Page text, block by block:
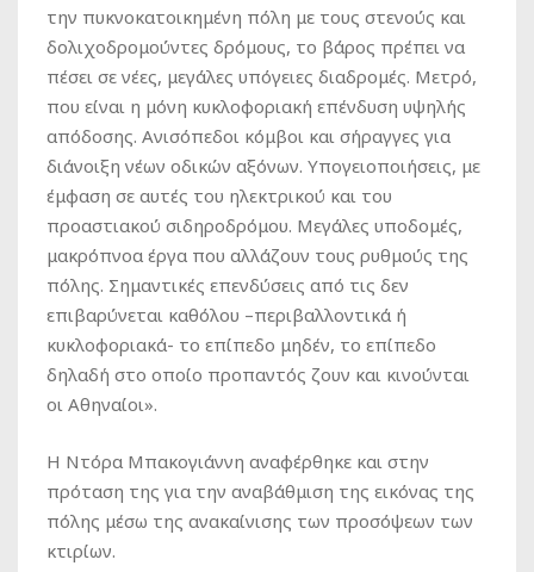
την πυκνοκατοικημένη πόλη με τους στενούς και
δολιχοδρομούντες δρόμους, το βάρος πρέπει να
πέσει σε νέες, μεγάλες υπόγειες διαδρομές. Μετρό,
που είναι η μόνη κυκλοφοριακή επένδυση υψηλής
απόδοσης. Ανισόπεδοι κόμβοι και σήραγγες για
διάνοιξη νέων οδικών αξόνων. Υπογειοποιήσεις, με
έμφαση σε αυτές του ηλεκτρικού και του
προαστιακού σιδηροδρόμου. Μεγάλες υποδομές,
μακρόπνοα έργα που αλλάζουν τους ρυθμούς της
πόλης. Σημαντικές επενδύσεις από τις δεν
επιβαρύνεται καθόλου –περιβαλλοντικά ή
κυκλοφοριακά- το επίπεδο μηδέν, το επίπεδο
δηλαδή στο οποίο προπαντός ζουν και κινούνται
οι Αθηναίοι».
Η Ντόρα Μπακογιάννη αναφέρθηκε και στην
πρόταση της για την αναβάθμιση της εικόνας της
πόλης μέσω της ανακαίνισης των προσόψεων των
κτιρίων.